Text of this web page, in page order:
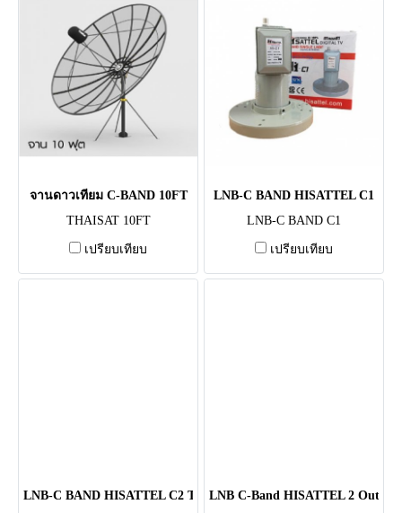
จานดาวเทียม C-BAND 10FT
THAISAT 10FT
เปรียบเทียบ
LNB-C BAND HISATTEL C1
LNB-C BAND C1
เปรียบเทียบ
LNB-C BAND HISATTEL C2 TWIN HI-C2 HDLNB C-Band HISATTEL 2